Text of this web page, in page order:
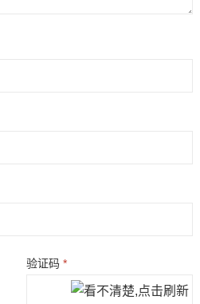
验证码*